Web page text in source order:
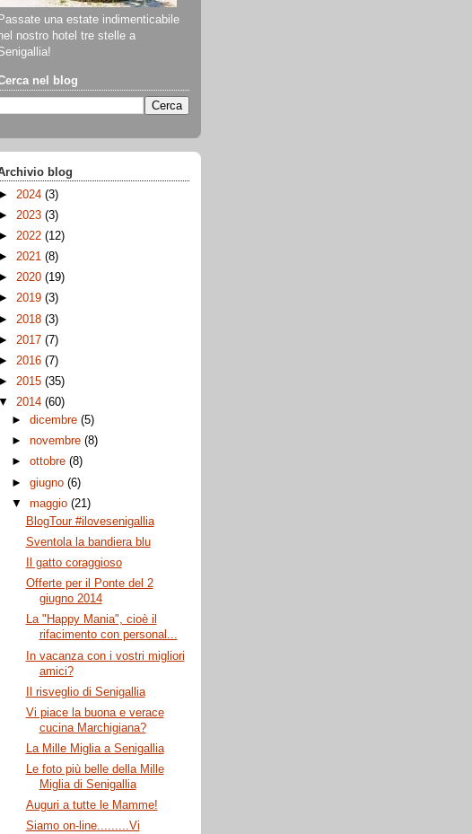
Passate una estate indimenticabile
nostro hotel tre stelle a
nel blog
blog
► 2024 (3)
► 2023 (3)
► 2022 (12)
► 2021 (8)
► 2020 (19)
► 2019 (3)
► 2018 (3)
► 2017 (7)
► 2016 (7)
► 2015 (35)
▼ 2014 (60)
►dicembre(5)
►novembre(8)
►ottobre(8)
►giugno(6)
▼maggio(21)
BlogTour #ilovesenigallia
Sventola la bandiera blu
Il gatto coraggioso
Offerte per il Ponte del 2
giugno 2014
La "Happy Mania", cioè il
rifacimento con personal...
In vacanza con i vostri migliori
amici?
Il risveglio di Senigallia
Vi piace la buona e verace
cucina Marchigiana?
La Mille Miglia a Senigallia
Le foto più belle della Mille
Miglia di Senigallia
Auguri a tutte le Mamme!
Siamo on-line.........Vi